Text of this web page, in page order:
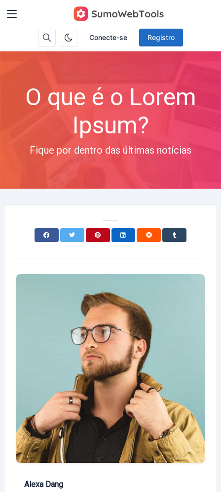
Conecte-se Registro
O que é o Lorem
Ipsum?
Fique por dentro das últimas notícias
Alexa Dang